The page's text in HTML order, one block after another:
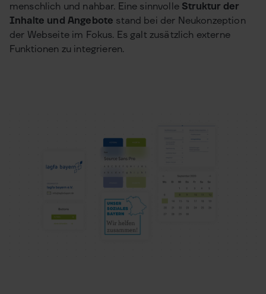
menschlich und nahbar. Eine sinnvolle Struktur der
Inhalte und Angebote stand bei der Neukonzeption
der Webseite im Fokus. Es galt zusätzlich externe
Funktionen zu integrieren.